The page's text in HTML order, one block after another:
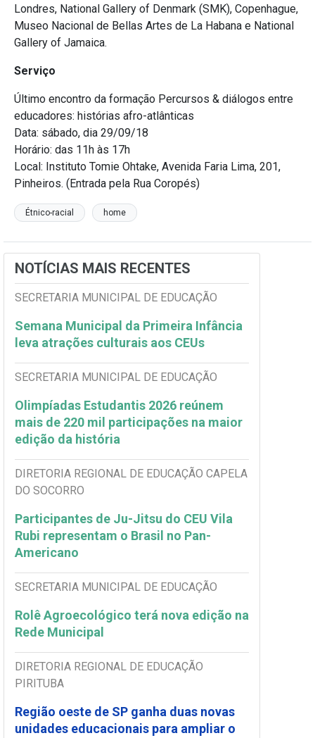
Londres, National Gallery of Denmark (SMK), Copenhague,
Museo Nacional de Bellas Artes de La Habana e National
Gallery of Jamaica.
Serviço
Último encontro da formação Percursos & diálogos entre
educadores: histórias afro-atlânticas
Data: sábado, dia 29/09/18
Horário: das 11h às 17h
Local: Instituto Tomie Ohtake, Avenida Faria Lima, 201,
Pinheiros. (Entrada pela Rua Coropés)
Étnico-racial home
NOTÍCIAS MAIS RECENTES
SECRETARIA MUNICIPAL DE EDUCAÇÃO
Semana Municipal da Primeira Infância
leva atrações culturais aos CEUs
SECRETARIA MUNICIPAL DE EDUCAÇÃO
Olimpíadas Estudantis 2026 reúnem
mais de 220 mil participações na maior
edição da história
DIRETORIA REGIONAL DE EDUCAÇÃO CAPELA
DO SOCORRO
Participantes de Ju-Jitsu do CEU Vila
Rubi representam o Brasil no Pan-
Americano
SECRETARIA MUNICIPAL DE EDUCAÇÃO
Rolê Agroecológico terá nova edição na
Rede Municipal
DIRETORIA REGIONAL DE EDUCAÇÃO
PIRITUBA
Região oeste de SP ganha duas novas
unidades educacionais para ampliar o